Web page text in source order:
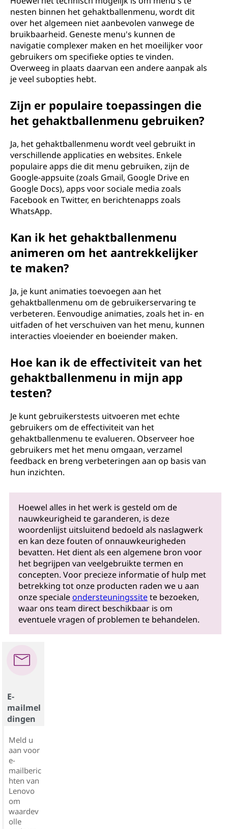
nesten binnen het gehaktballenmenu, wordt dit
over het algemeen niet aanbevolen vanwege de
bruikbaarheid. Geneste menu's kunnen de
navigatie complexer maken en het moeilijker voor
gebruikers om specifieke opties te vinden.
Overweeg in plaats daarvan een andere aanpak als
je veel subopties hebt.
Zijn er populaire toepassingen die
het gehaktballenmenu gebruiken?
Ja, het gehaktballenmenu wordt veel gebruikt in
verschillende applicaties en websites. Enkele
populaire apps die dit menu gebruiken, zijn de
Google-appsuite (zoals Gmail, Google Drive en
Google Docs), apps voor sociale media zoals
Facebook en Twitter, en berichtenapps zoals
WhatsApp.
Kan ik het gehaktballenmenu
animeren om het aantrekkelijker
te maken?
Ja, je kunt animaties toevoegen aan het
gehaktballenmenu om de gebruikerservaring te
verbeteren. Eenvoudige animaties, zoals het in- en
uitfaden of het verschuiven van het menu, kunnen
interacties vloeiender en boeiender maken.
Hoe kan ik de effectiviteit van het
gehaktballenmenu in mijn app
testen?
Je kunt gebruikerstests uitvoeren met echte
gebruikers om de effectiviteit van het
gehaktballenmenu te evalueren. Observeer hoe
gebruikers met het menu omgaan, verzamel
feedback en breng verbeteringen aan op basis van
hun inzichten.
Hoewel alles in het werk is gesteld om de
nauwkeurigheid te garanderen, is deze
woordenlijst uitsluitend bedoeld als naslagwerk
en kan deze fouten of onnauwkeurigheden
bevatten. Het dient als een algemene bron voor
het begrijpen van veelgebruikte termen en
concepten. Voor precieze informatie of hulp met
betrekking tot onze producten raden we u aan
onze specialeondersteuningssitete bezoeken,
waar ons team direct beschikbaar is om
eventuele vragen of problemen te behandelen.
E-
mailmel
dingen
Meld u
aan voor
e-
mailberic
hten van
Lenovo
om
waardev
olle